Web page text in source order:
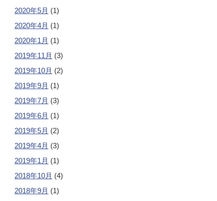
2020年5月 (1)
2020年4月 (1)
2020年1月 (1)
2019年11月 (3)
2019年10月 (2)
2019年9月 (1)
2019年7月 (3)
2019年6月 (1)
2019年5月 (2)
2019年4月 (3)
2019年1月 (1)
2018年10月 (4)
2018年9月 (1)